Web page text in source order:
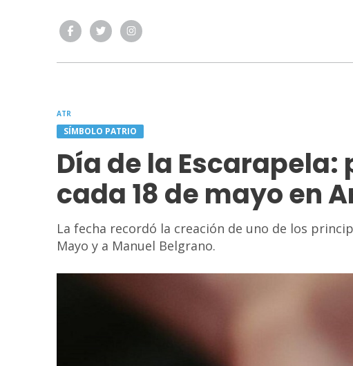
ATR
SÍMBOLO PATRIO
Día de la
cada 18 de mayo en
La fecha recordó la creación de uno de los
Mayo y a Manuel Belgrano.